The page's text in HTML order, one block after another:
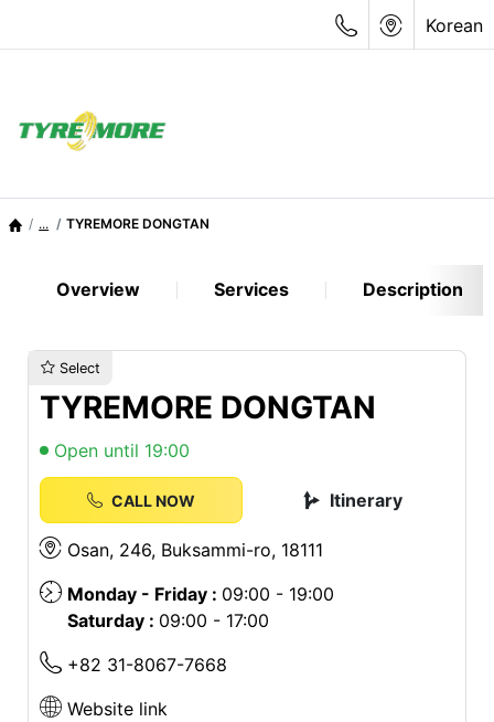
Korean
... TYREMORE DONGTAN
Overview Services Description
Select
TYREMORE DONGTAN
Open until 19:00
CALL NOW Itinerary
Osan, 246, Buksammi-ro, 18111
Monday - Friday : 09:00 - 19:00
Saturday : 09:00 - 17:00
+82 31-8067-7668
Website link